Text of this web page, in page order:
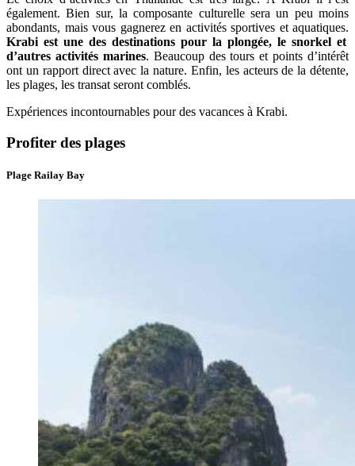
également. Bien sur, la composante culturelle sera un peu moins
abondants, mais vous gagnerez en activités sportives et aquatiques.
Krabi est une des destinations pour la plongée, le snorkel et
d’autres activités marines. Beaucoup des tours et points d’intérêt
ont un rapport direct avec la nature. Enfin, les acteurs de la détente,
les plages, les transat seront comblés.
Expériences incontournables pour des vacances à Krabi.
Profiter des plages
Plage Railay Bay